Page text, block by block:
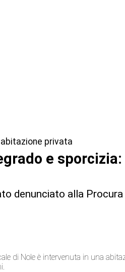
privata
e sporcizia:
denunciato alla Procura
di Nole è intervenuta in una